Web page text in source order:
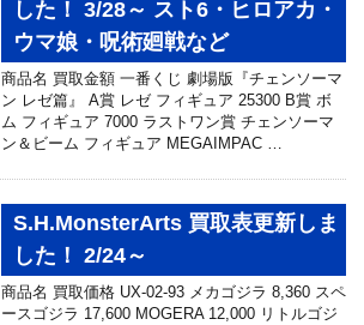
した！ 3/28～ スト6・ヒロアカ・
ウマ娘・呪術廻戦など
商品名 買取金額 一番くじ 劇場版『チェンソーマ
ン レゼ篇』 A賞 レゼ フィギュア 25300 B賞 ボ
ム フィギュア 7000 ラストワン賞 チェンソーマ
ン＆ビーム フィギュア MEGAIMPAC …
S.H.MonsterArts 買取表更新しま
した！ 2/24～
商品名 買取価格 UX-02-93 メカゴジラ 8,360 スペ
ースゴジラ 17,600 MOGERA 12,000 リトルゴジ